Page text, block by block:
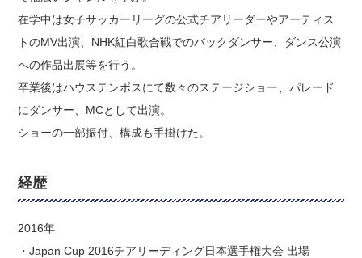
在学中は女子サッカーリーグの公式チアリーダーやアーティス
トのMV出演、NHK紅白歌合戦でのバックダンサー、ダンス公演
への作品出展等を行う。
卒業後はハウステンボスにて数々のステージショー、パレード
にダンサー、MCとして出演。
ショーの一部振付、構成も手掛けた。
経歴
2016年
・Japan Cup 2016チアリーディング日本選手権大会 出場